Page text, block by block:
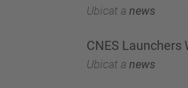
Ubicat a news
CNES Launchers
Ubicat a news